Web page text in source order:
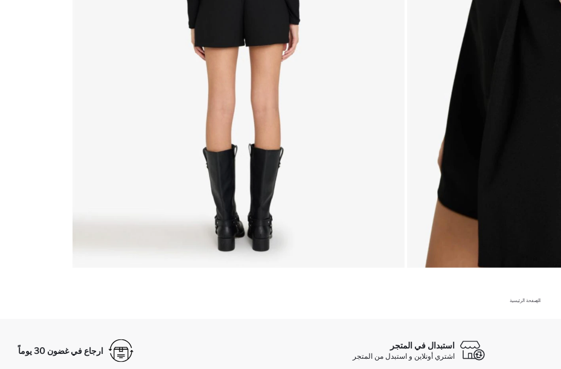
الصفحة الرئيسية
استبدال في المتجر
اشتري أونلاين و استبدل من المتجر
ارجاع في غضون 30 يوماً